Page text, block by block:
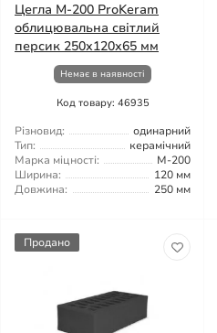
Цегла М-200 ProKeram
облицювальна світлий
персик 250х120х65 мм
Немає в наявності
Код товару: 46935
Різновид:
одинарний
Тип:
керамічний
Марка міцності:
М-200
Ширина:
120 мм
Довжина:
250 мм
Продано